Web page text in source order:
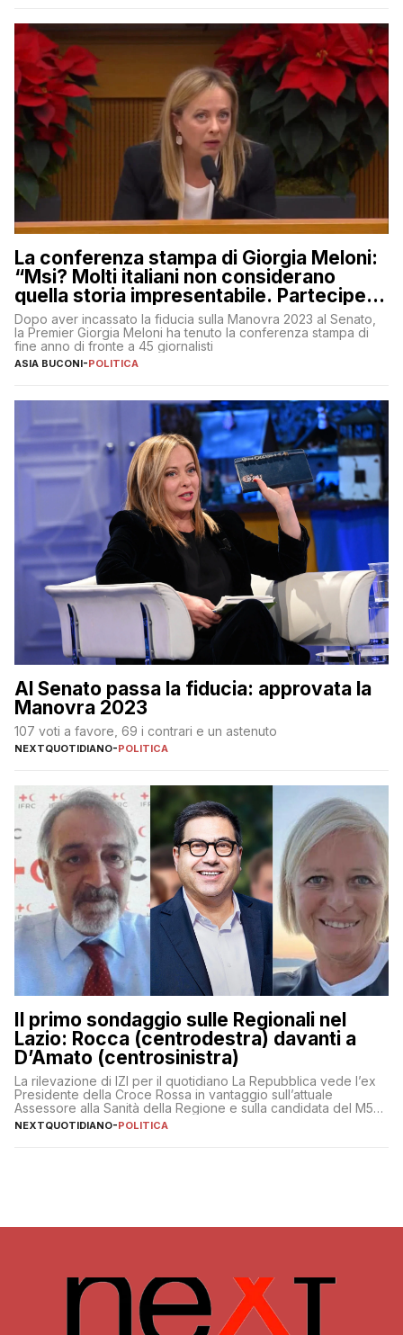
La conferenza stampa di Giorgia Meloni:
“Msi? Molti italiani non considerano
quella storia impresentabile. Parteciperò
al 25 aprile”
Dopo aver incassato la fiducia sulla Manovra 2023 al Senato,
la Premier Giorgia Meloni ha tenuto la conferenza stampa di
fine anno di fronte a 45 giornalisti
ASIA BUCONI-POLITICA
Al Senato passa la fiducia: approvata la
Manovra 2023
107 voti a favore, 69 i contrari e un astenuto
NEXTQUOTIDIANO-POLITICA
Il primo sondaggio sulle Regionali nel
Lazio: Rocca (centrodestra) davanti a
D’Amato (centrosinistra)
La rilevazione di IZI per il quotidiano La Repubblica vede l’ex
Presidente della Croce Rossa in vantaggio sull’attuale
Assessore alla Sanità della Regione e sulla candidata del M5S
Donatella Bianchi
NEXTQUOTIDIANO-POLITICA